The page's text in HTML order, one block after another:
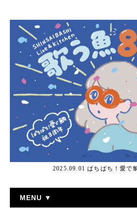
2025.09.01 ぱちぱち！愛で
MENU ▼